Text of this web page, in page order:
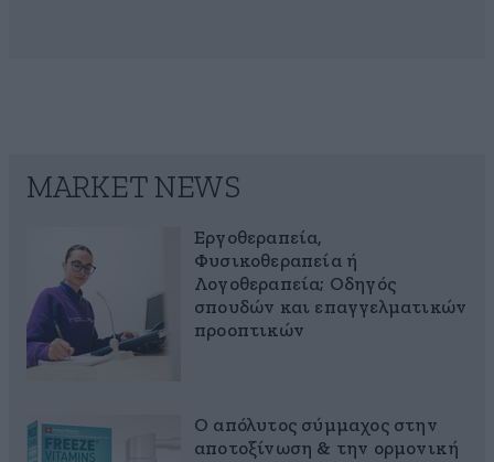
MARKET NEWS
Εργοθεραπεία,
Φυσικοθεραπεία ή
Λογοθεραπεία; Οδηγός
σπουδών και επαγγελματικών
προοπτικών
Ο απόλυτος σύμμαχος στην
αποτοξίνωση & την ορμονική